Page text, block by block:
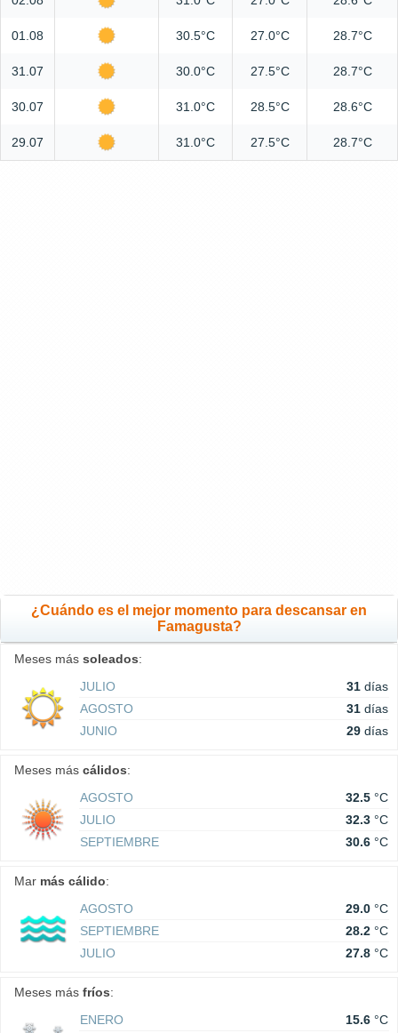
01.08 30.5°C 27.0°C 28.7°C
31.07 30.0°C 27.5°C 28.7°C
30.07 31.0°C 28.5°C 28.6°C
29.07 31.0°C 27.5°C 28.7°C
¿Cuándo es el mejor momento para descansar en
Famagusta?
Meses más soleados:
JULIO
31 días
AGOSTO
31 días
JUNIO
29 días
Meses más cálidos:
AGOSTO
32.5 °C
JULIO
32.3 °C
SEPTIEMBRE
30.6 °C
Mar más cálido:
AGOSTO
29.0 °C
SEPTIEMBRE
28.2 °C
JULIO
27.8 °C
Meses más fríos:
ENERO
15.6 °C